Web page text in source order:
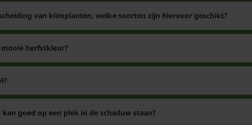
van klimplanten, welke soorten zijn hiervoor geschikt?
herfstkleur?
goed op een plek in de schaduw staan?